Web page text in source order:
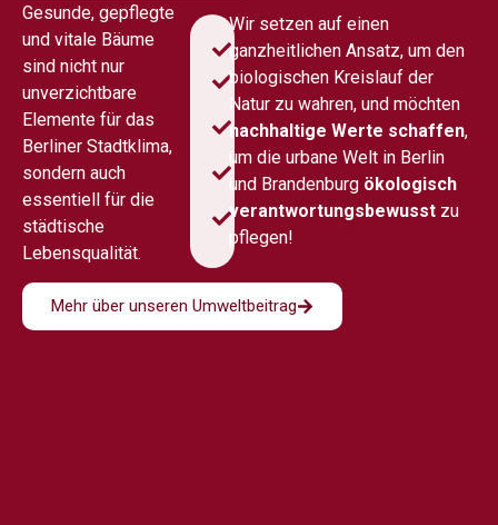
Gesunde, gepflegte
und vitale Bäume
sind nicht nur
unverzichtbare
Elemente für das
Berliner Stadtklima,
sondern auch
essentiell für die
städtische
Lebensqualität.
Baumschutz
Bodensanierung
Be- &
Entwässerungen
Standortverbesserung
Behördliche
Beantragungen
Wir setzen auf einen
ganzheitlichen Ansatz, um den
biologischen Kreislauf der
Natur zu wahren, und möchten
nachhaltige Werte schaffen,
um die urbane Welt in Berlin
und Brandenburg ökologisch
verantwortungsbewusst zu
pflegen!
Mehr über unseren Umweltbeitrag